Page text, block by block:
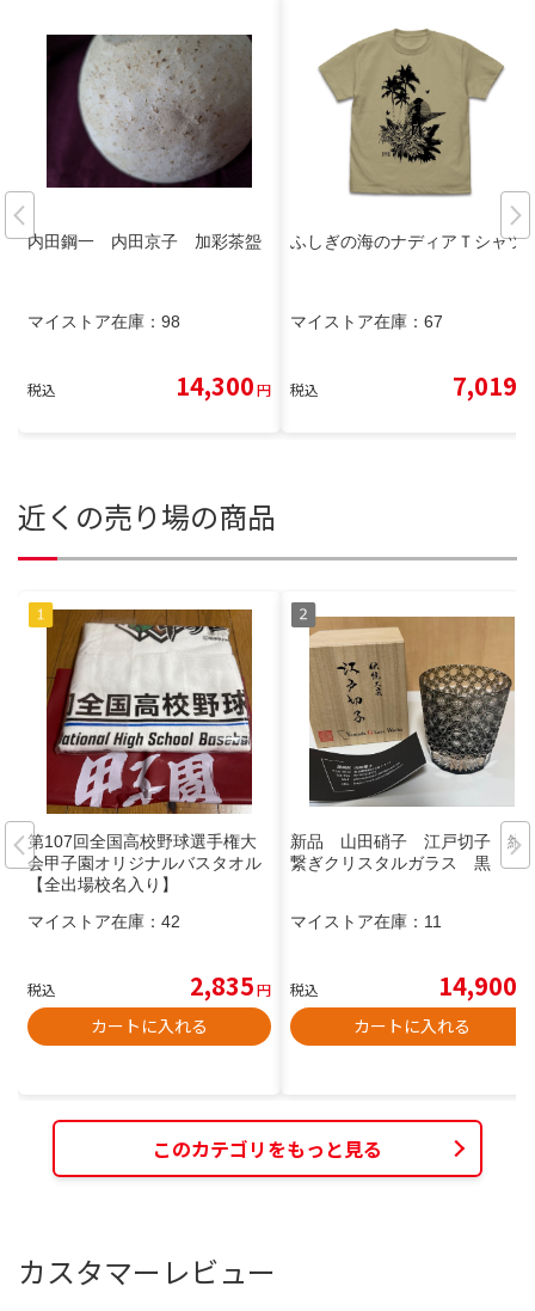
内田鋼一 内田京子 加彩茶盌
マイストア在庫： 98
税込 14,300円
ふしぎの海のナディアＴシャツ
マイストア在庫： 67
税込 7,019
近くの売り場の商品
第107回全国高校野球選手権大
会甲子園オリジナルバスタオル
【全出場校名入り】
マイストア在庫： 42
税込 2,835円
カートに入れる
新品 山田硝子 江戸切子 縁
繋ぎクリスタルガラス 黒
マイストア在庫： 11
税込 14,900
カートに入れる
このカテゴリをもっと見る
カスタマーレビュー